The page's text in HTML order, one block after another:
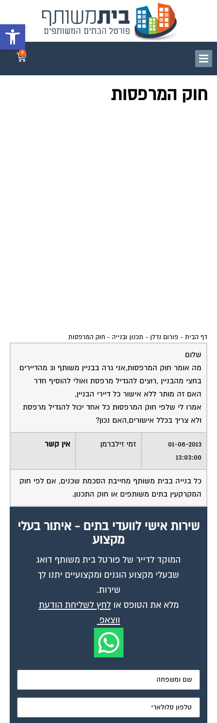
פתח
חוק המרפסות
שלום
בחצי מהבניין ,רוצים להגדיל מרפסת ואולי להוסיף חדר
האם זה מותר ללא אישור כל דיירי הבניין,
אמרו לי שלפי חוק המרפסות כל אחד יכול להגדיל מרפסת
ולא צריך בכלל אישורים,האם נכון?
01-08-2013
13:03:00
זמי זילברמן אין קשר
כל בנייה בבית משותף מחייבת הסכמת שכנים, אם לפי חוק
המקרקעין בתים משותפים או חוק התכנון.
מקצוע
המוקד לדייר של פורטל בית משותף דואג
שבעלי מקצוע הוגנים ומקצועיים יתנו לך
שירות.
מלא את הטופס אולחץ לשליחת הודעת
ווצאפ